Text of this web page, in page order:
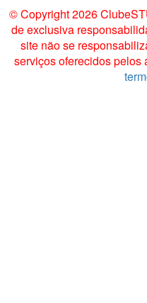
© Copyright 2026
de exclusiva
site não se
serviços oferecidos pelos